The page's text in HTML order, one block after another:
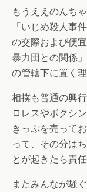
もうええのんち
「いじめ殺人事
の交際および便
暴力団との関係
の管轄下に置く
相撲も普通の興
ロレスやボクシ
きっぷを売って
って、その分は
とが起きたら責任
またみんなが騒